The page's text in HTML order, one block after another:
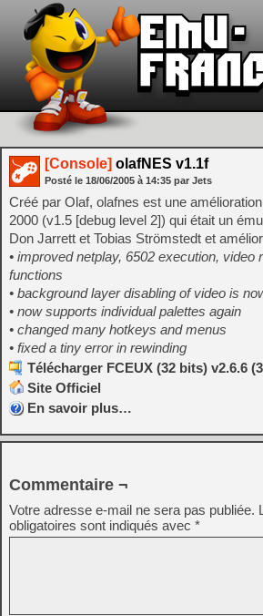
[Console] olafNES v1.1f
Posté le 18/06/2005 à 14:35 par Jets
Créé par Olaf, olafnes est une
2000 (v1.5 [debug level 2]) qui était un
Don Jarrett et Tobias Strömstedt et
• improved netplay, 6502 execution, video
functions
• background layer disabling of video is
• now supports individual palettes again
• changed many hotkeys and menus
• fixed a tiny error in rewinding
Télécharger FCEUX (32 bits) v2.6.6
Site Officiel
En savoir plus…
Commentaire ¬
Votre adresse e-mail ne sera pas publiée.
obligatoires sont indiqués avec *